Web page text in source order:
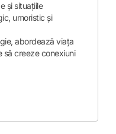
și situațiile
umoristic și
abordează viața
să creeze conexiuni